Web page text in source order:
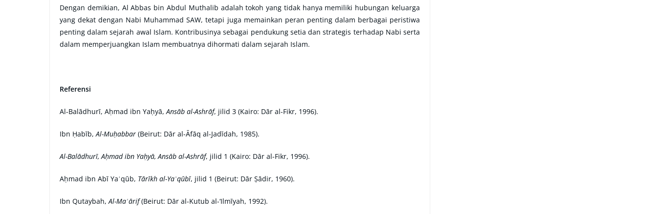
Dengan demikian, Al Abbas bin Abdul Muthalib adalah tokoh yang tidak hanya memiliki hubungan keluarga
yang dekat dengan Nabi Muhammad SAW, tetapi juga memainkan peran penting dalam berbagai peristiwa
penting dalam sejarah awal Islam. Kontribusinya sebagai pendukung setia dan strategis terhadap Nabi serta
dalam memperjuangkan Islam membuatnya dihormati dalam sejarah Islam.
Referensi
Al-Balādhurī, Aḥmad ibn Yaḥyā,Ansāb al-Ashrāf, jilid 3 (Kairo: Dār al-Fikr, 1996).
Ibn Ḥabīb,Al-Muḥabbar (Beirut: Dār al-Āfāq al-Jadīdah, 1985).
Al-Balādhurī, Aḥmad ibn Yaḥyā, Ansāb al-Ashrāf, jilid 1 (Kairo: Dār al-Fikr, 1996).
Aḥmad ibn Abī Yaʿqūb, Tārīkh al-Yaʿqūbī, jilid 1 (Beirut: Dār Ṣādir, 1960).
Ibn Qutaybah,Al-Maʿārif(Beirut: Dār al-Kutub al-‘Ilmīyah, 1992).